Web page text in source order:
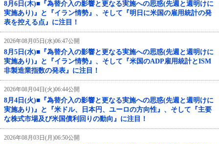
8月6日(木)■『為替介入の影響と更なる実施への思惑(先週と週明けに
実施あり)』と『イラン情勢』、そして『明日に米国の雇用統計の発
表を控える点』に注目！
2026年08月05日(水)06:47公開
8月5日(水)■『為替介入の影響と更なる実施への思惑(先週と週明けに
実施あり)』と『イラン情勢』、そして『米国のADP雇用統計とISM
非製造業指数の発表』に注目！
2026年08月04日(火)06:44公開
8月4日(火)■『為替介入の影響と更なる実施への思惑(先週と週明けに
実施あり)』と『米ドル、日本円、ユーロの方向性』、そして『主要
な株式市場及び米国債利回りの動向』に注目！
2026年08月03日(月)06:50公開